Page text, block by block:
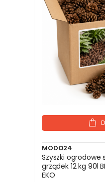
MODO24
Szyszki
grządek 12 kg 90l
EKO